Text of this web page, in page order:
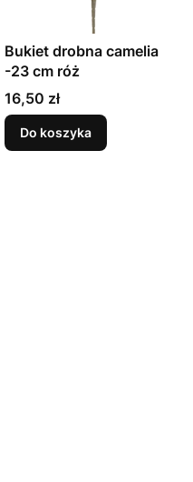
Bukiet drobna camelia
-23 cm róż
Cena
16,50 zł
Do koszyka